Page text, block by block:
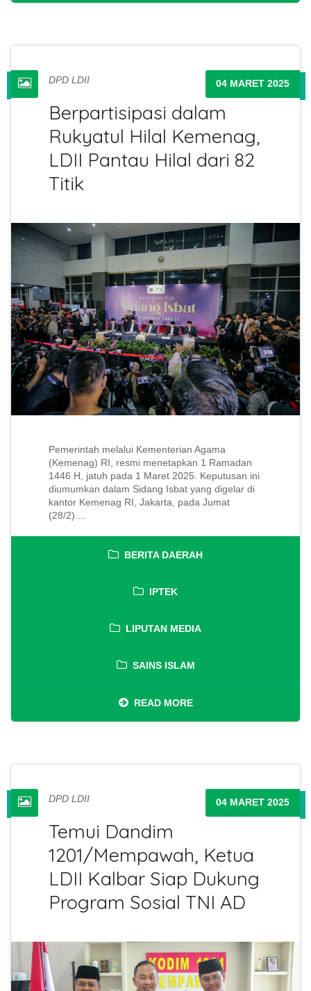
DPD LDII
Berpartisipasi dalam
Rukyatul Hilal Kemenag,
LDII Pantau Hilal dari 82
Titik
04 MARET 2025
Pemerintah melalui Kementerian Agama
(Kemenag) RI, resmi menetapkan 1 Ramadan
1446 H, jatuh pada 1 Maret 2025. Keputusan ini
diumumkan dalam Sidang Isbat yang digelar di
kantor Kemenag RI, Jakarta, pada Jumat
(28/2)....
BERITA DAERAH
IPTEK
LIPUTAN MEDIA
SAINS ISLAM
READ MORE
DPD LDII
Temui Dandim
1201/Mempawah, Ketua
LDII Kalbar Siap Dukung
Program Sosial TNI AD
04 MARET 2025